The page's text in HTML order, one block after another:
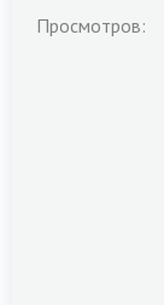
Просмотров: